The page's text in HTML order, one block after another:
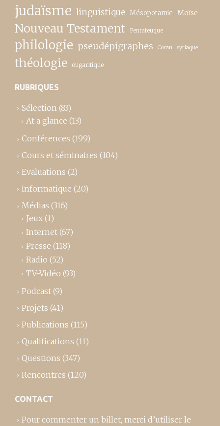
judaïsme linguistique Mésopotamie Moïse
Nouveau Testament Pentateuque
philologie pseudépigraphes Coran syriaque
théologie ougaritique
RUBRIQUES
Sélection (83)
At a glance (13)
Conférences (199)
Cours et séminaires (104)
Evaluations (2)
Informatique (20)
Médias (316)
Jeux (1)
Internet (67)
Presse (118)
Radio (52)
TV-Vidéo (93)
Podcast (9)
Projets (41)
Publications (115)
Qualifications (11)
Questions (347)
Rencontres (120)
CONTACT
Pour commenter un billet, merci d’utiliser le